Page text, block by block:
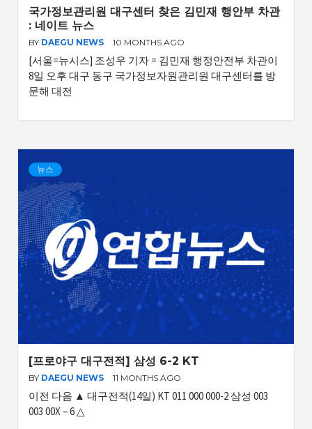
국가정보관리원 대구센터 찾은 김민재 행안부 차관
: 네이트 뉴스
BY DAEGU NEWS 10 MONTHS AGO
[서울=뉴시스] 조성우 기자 = 김민재 행정안전부 차관이
8일 오후 대구 동구 국가정보자원관리원 대구센터를 방
문해 대전
뉴스
[프로야구 대구전적] 삼성 6-2 KT
BY DAEGU NEWS 11 MONTHS AGO
이전 다음 ▲ 대구전적(14일) KT 011 000 000-2 삼성 003
003 00X – 6 △